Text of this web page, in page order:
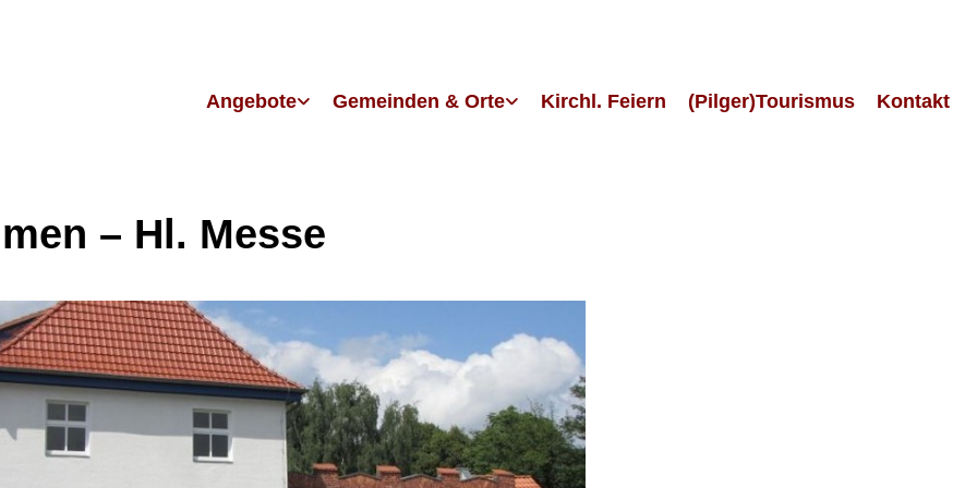
Angebote Gemeinden & Orte Kirchl. Feiern (Pilger)Tourismus Kontakt
– Hl. Messe